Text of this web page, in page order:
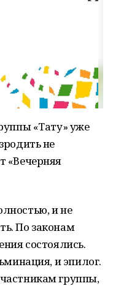
«Тату» уже
не
«Вечерняя
и не
По законам
состоялись.
и эпилог.
группы,